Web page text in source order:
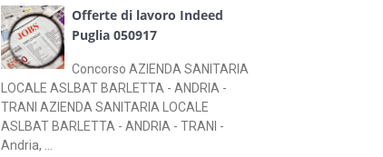
Offerte di lavoro Indeed
Puglia 050917
Concorso AZIENDA SANITARIA
LOCALE ASLBAT BARLETTA - ANDRIA -
TRANI AZIENDA SANITARIA LOCALE
ASLBAT BARLETTA - ANDRIA - TRANI -
Andria, ...